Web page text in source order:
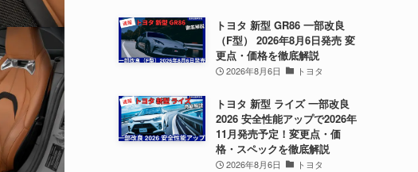
トヨタ 新型 GR86 一部改良
（F型） 2026年8月6日発売 変
更点・価格を徹底解説
2026年8月6日 トヨタ
トヨタ 新型 ライズ 一部改良
2026 安全性能アップで2026年
11月発売予定！変更点・価
格・スペックを徹底解説
2026年8月6日 トヨタ